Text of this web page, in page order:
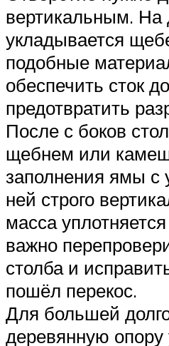
вертикальным. На
укладывается
подобные
обеспечить сток
предотвратить
После с боков
щебнем или
заполнения ямы с
ней строго
масса
важно
столба и
пошёл перекос.
Для большей
деревянную